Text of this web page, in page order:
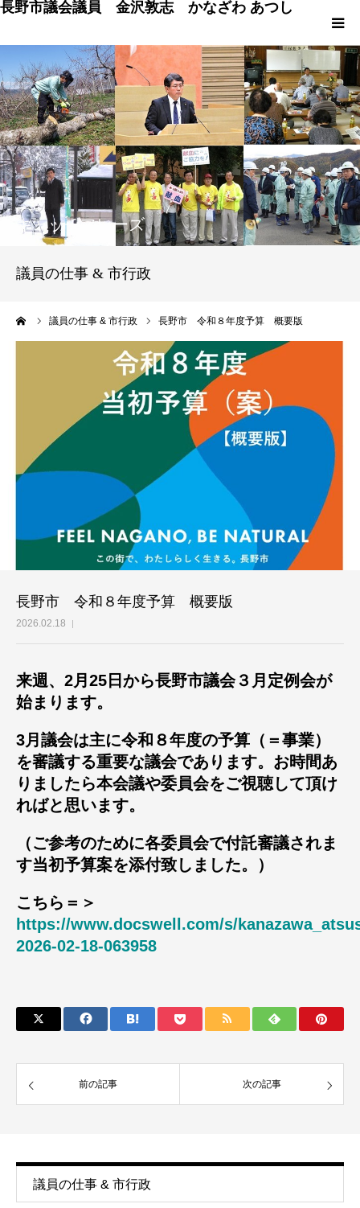
長野市議会議員 金沢敦志 かなざわ あつし
キャッチフレーズ
議員の仕事 & 市行政
議員の仕事 & 市行政 長野市 令和８年度予算 概要版
長野市 令和８年度予算 概要版
2026.02.18
来週、2月25日から長野市議会３月定例会が
始まります。
3月議会は主に令和８年度の予算（＝事業）
を審議する重要な議会であります。お時間あ
りましたら本会議や委員会をご視聴して頂け
ればと思います。
（ご参考のために各委員会で付託審議されま
す当初予算案を添付致しました。）
こちら＝＞
https://www.docswell.com/s/
2026-02-18-063958
前の記事 次の記事
議員の仕事 & 市行政
HOME
プロフィール
ブログ
政策
長野市百景